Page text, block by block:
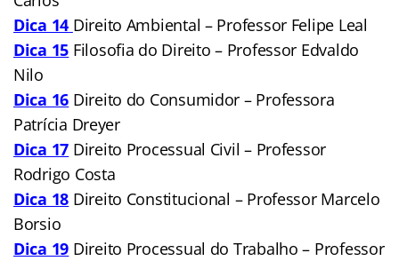
Dica 14 Direito Ambiental – Professor Felipe Leal
Dica 15 Filosofia do Direito – Professor Edvaldo
Nilo
Dica 16 Direito do Consumidor – Professora
Patrícia Dreyer
Dica 17 Direito Processual Civil – Professor
Rodrigo Costa
Dica 18 Direito Constitucional – Professor Marcelo
Borsio
Dica 19 Direito Processual do Trabalho – Professor